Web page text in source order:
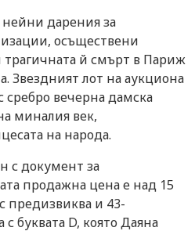
дарения за
осъществени
й смърт в Париж
Звездният лот на аукциона
сребро вечерна дамска
миналия век,
на народа.
с документ за
продажна цена е над 15
предизвиква и 43-
буквата D, която Даяна